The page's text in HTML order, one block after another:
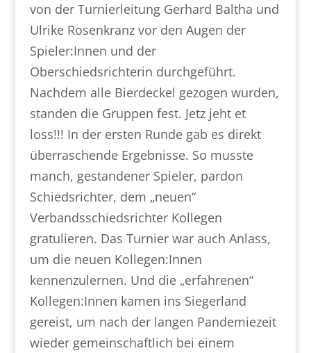
von der Turnierleitung Gerhard Baltha und
Ulrike Rosenkranz vor den Augen der
Spieler:Innen und der
Oberschiedsrichterin durchgeführt.
Nachdem alle Bierdeckel gezogen wurden,
standen die Gruppen fest. Jetz jeht et
loss!!! In der ersten Runde gab es direkt
überraschende Ergebnisse. So musste
manch, gestandener Spieler, pardon
Schiedsrichter, dem „neuen“
Verbandsschiedsrichter Kollegen
gratulieren. Das Turnier war auch Anlass,
um die neuen Kollegen:Innen
kennenzulernen. Und die „erfahrenen“
Kollegen:Innen kamen ins Siegerland
gereist, um nach der langen Pandemiezeit
wieder gemeinschaftlich bei einem